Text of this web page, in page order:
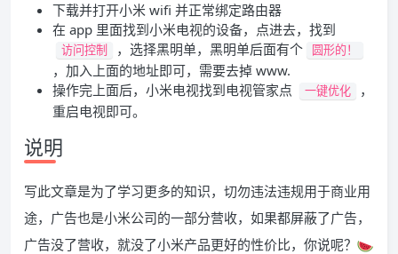
下载并打开小米 wifi 并正常绑定路由器
在 app 里面找到小米电视的设备，点进去，找到
访问控制 ，选择黑明单，黑明单后面有个 圆形的！
，加入上面的地址即可，需要去掉 www.
操作完上面后，小米电视找到电视管家点
一键优化
，
重启电视即可。
说明
写此文章是为了学习更多的知识，切勿违法违规用于商业用
途，广告也是小米公司的一部分营收，如果都屏蔽了广告，
广告没了营收，就没了小米产品更好的性价比，你说呢？